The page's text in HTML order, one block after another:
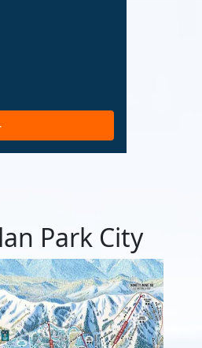
Park City